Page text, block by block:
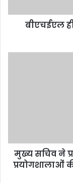
बीएचईएल
मुख्य सचिव ने
प्रयोगशालाओं